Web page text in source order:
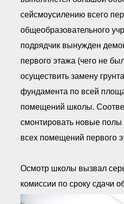
сейсмоусилению всего
общеобразовательного
подрядчик вынужден
первого этажа (чего не
осуществить замену
фундамента по всей
помещений школы.
смонтировать новые полы
всех помещений первого
Осмотр школы вызвал
комиссии по сроку сдачи